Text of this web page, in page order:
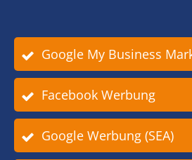
Google My Business
Facebook Werbung
Google Werbung (SEA)